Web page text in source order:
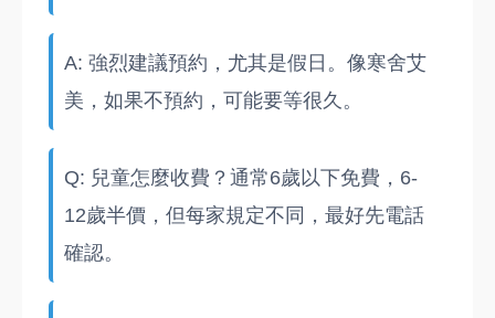
A: 強烈建議預約，尤其是假日。像寒舍艾
美，如果不預約，可能要等很久。
Q: 兒童怎麼收費？通常6歲以下免費，6-
12歲半價，但每家規定不同，最好先電話
確認。